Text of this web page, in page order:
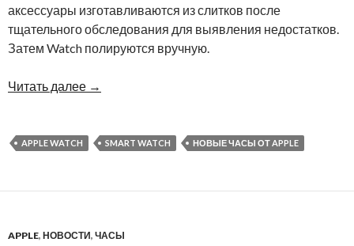
аксессуары изготавливаются из слитков после
тщательного обследования для выявления недостатков.
Затем Watch полируются вручную.
Читать далее →
APPLE WATCH SMART WATCH НОВЫЕ ЧАСЫ ОТ APPLE
APPLE, НОВОСТИ, ЧАСЫ